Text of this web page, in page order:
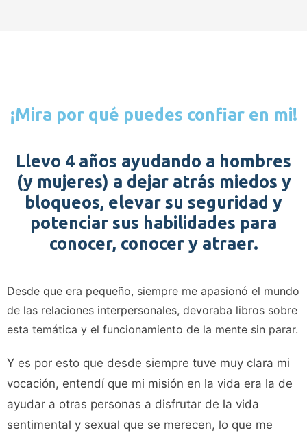
¡Mira por qué puedes confiar en mi!
Llevo 4 años ayudando a hombres
(y mujeres) a dejar atrás miedos y
bloqueos, elevar su seguridad y
potenciar sus habilidades para
conocer, conocer y atraer.
Desde que era pequeño, siempre me apasionó el mundo
de las relaciones interpersonales, devoraba libros sobre
esta temática y el funcionamiento de la mente sin parar.
Y es por esto que desde siempre tuve muy clara mi
vocación, entendí que mi misión en la vida era la de
ayudar a otras personas a disfrutar de la vida
sentimental y sexual que se merecen, lo que me